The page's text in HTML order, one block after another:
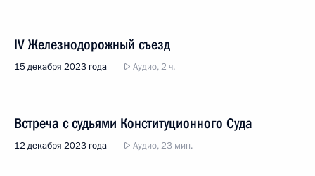
IV Железнодорожный съезд
15 декабря 2023 года Аудио, 2 ч.
Встреча с судьями Конституционного Суда
12 декабря 2023 года Аудио, 23 мин.